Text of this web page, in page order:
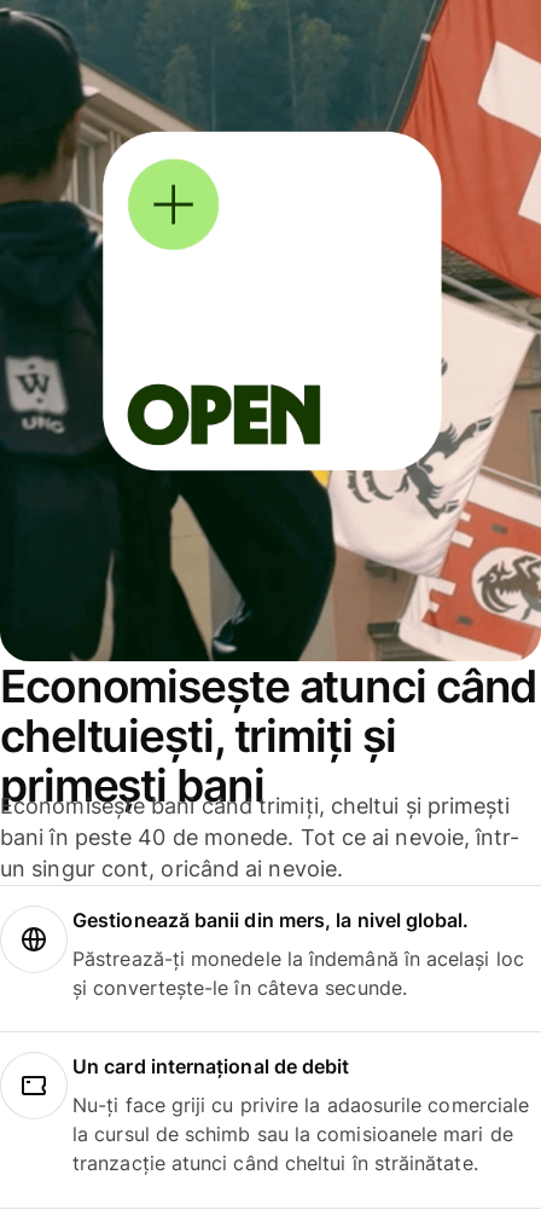
Economisește atunci când
cheltuiești, trimiți și
primești bani
Economisește bani când trimiți, cheltui și primești
bani în peste 40 de monede. Tot ce ai nevoie, într-
un singur cont, oricând ai nevoie.
Gestionează banii din mers, la nivel global.
Păstrează-ți monedele la îndemână în același loc
și convertește-le în câteva secunde.
Un card internațional de debit
Nu-ți face griji cu privire la adaosurile comerciale
la cursul de schimb sau la comisioanele mari de
tranzacție atunci când cheltui în străinătate.